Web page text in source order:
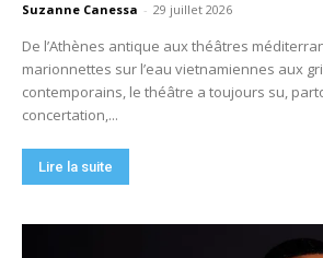
Suzanne Canessa - 29 juillet 2026
De l’Athènes antique aux théâtres
marionnettes sur l’eau vietnamiennes aux
contemporains, le théâtre a toujours su,
concertation,...
Lire la suite